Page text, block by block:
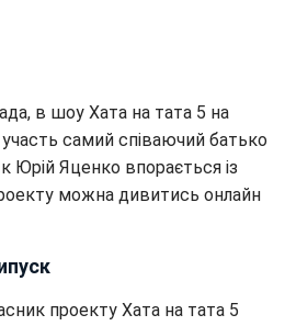
в шоу Хата на тата 5 на
самий співаючий батько
Юрій Яценко впорається із
можна дивитись онлайн
проекту Хата на тата 5